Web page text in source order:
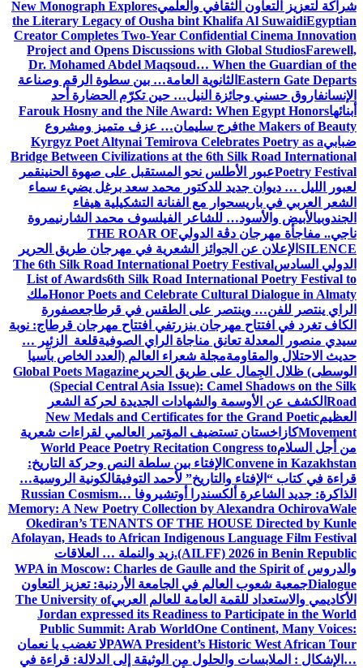
شراكة لتعزيز التعاون الثقافي والعلميNew Monograph Explores
the Literary Legacy of Ousha bint Khalifa Al SuwaidiEgyptian
Creator Completes Two-Year Confidential Cinema Innovation
Project and Opens Discussions with Global StudiosFarewell,
Dr. Mohamed Abdel Maqsoud… When the Guardian of the
Eastern Gate Departs الثانوية العامة… بين سطوة الرقم وصناعة
الإنسانفاروق حسني وجائزة النيل… حين تكرّم الحضارة أحد
أبنائهاFarouk Hosny and the Nile Award: When Egypt Honors
the Makers of Beautyفرج سليمان… عزف متميز ومشروع
ضبابيKyrgyz Poet Altynai Temirova Celebrates Poetry as a
Bridge Between Civilizations at the 6th Silk Road International
Poetry Festivalعبور الأطلس نحو المستقبل على صهوة الحنينقمر
لعبور الليل … ديوان جديد للدكتور محمد سعد برغل يضيء سماء
الشعر العربي في باريسحوار مع الفنانة التشكيلية هيفاء
الجندوبيالأبيض والأسود… للشاعر الفيلسوف محمد الشارنيمروة
ناجي.. مفاجأة مهرجان دڨة الدوليTHE ROAR OF
SILENCE الإعلان عن الجوائز الشعرية في مهرجان طريق الحرير
الدولي السادسThe 6th Silk Road International Poetry Festival
List of Awards6th Silk Road International Poetry Festival to
Honor Poets and Celebrate Cultural Dialogue in Almatyملك
الراي ينتصر للفن… وينتصر على الطقس في قرطاجعصفورة
الكاف تغرد في افتتاح مهرجان بنزرتفي افتتاح مهرجان قرطاج: نوبة
سيدي منصور المعدلة تعانق مناجاة الراي الصوفيةقلعة الزئير …
حديث الاحتلال والمقاومةمجلة شعراء العالم (العدد الخاص بآسيا
الوسطى) ظلال الجِمال على طريق الحرير Global Poets Magazine
(Special Central Asia Issue): Camel Shadows on the Silk
Road الكشف عن الأوسمة والشهادات الجديدة لحركة الشعر
العظيمNew Medals and Certificates for the Grand Poetic
Movementكازاخستان تستضيف المؤتمر العالمي لقراءات شعرية
من أجل السلامWorld Peace Poetry Recitation Congress to
Convene in Kazakhstan الإفتاء بين سلطة النص وحركة التاريخ:
قراءة في كتاب “الإفتاء والتاريخ” لأحمد التوفيقالكونية الروسية…
الذاكرة: جديد الشاعرة ألكسندرا أوتشيروفا Russian Cosmism…
Memory: A New Poetry Collection by Alexandra OchirovaWale
Okediran’s TENANTS OF THE HOUSE Directed by Kunle
Afolayan, Heads to African Indigenous Language Film Festival
(AILFF) 2026 in Benin Republic. زيد والنملة … العلاقات
والدروسWPA in Moscow: Charles de Gaulle and the Spirit of
Dialogueجمعية شعوب العالم في الجامعة الأردنية: تعزيز التعاون
الأكاديمي والاستعداد للقمة العامة للعالم العربيThe University of
Jordan expressed its Readiness to Participate in the World
Public Summit: Arab WorldOne Continent, Many Voices:
PAWA President’s Historic West African Tourلا تغضب يا نعمان
…الإشكال : الملابسات والحلول من الوثيقة إلى الدلالة: قراءة في